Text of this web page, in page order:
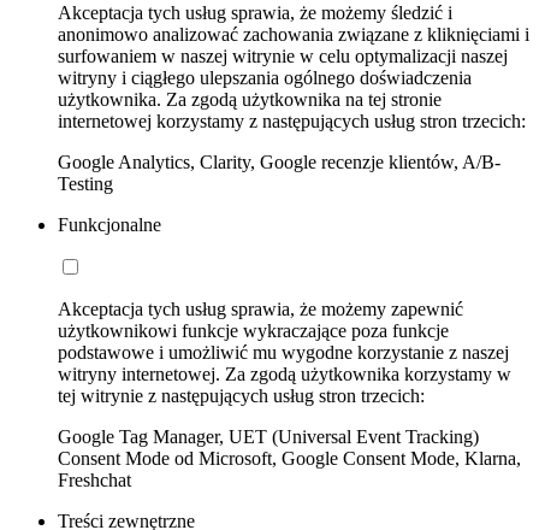
Akceptacja tych usług sprawia, że możemy śledzić i
anonimowo analizować zachowania związane z kliknięciami i
surfowaniem w naszej witrynie w celu optymalizacji naszej
witryny i ciągłego ulepszania ogólnego doświadczenia
użytkownika. Za zgodą użytkownika na tej stronie
internetowej korzystamy z następujących usług stron trzecich:
Google Analytics, Clarity, Google recenzje klientów, A/B-
Testing
Funkcjonalne
Akceptacja tych usług sprawia, że możemy zapewnić
użytkownikowi funkcje wykraczające poza funkcje
podstawowe i umożliwić mu wygodne korzystanie z naszej
witryny internetowej. Za zgodą użytkownika korzystamy w
tej witrynie z następujących usług stron trzecich:
Google Tag Manager, UET (Universal Event Tracking)
Consent Mode od Microsoft, Google Consent Mode, Klarna,
Freshchat
Treści zewnętrzne